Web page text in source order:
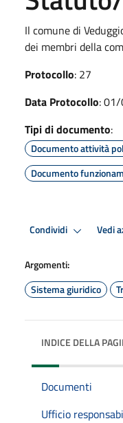
Il comune di
dei membri della
Protocollo: 27
Data Protocollo:
Tipi di documento:
Documento attività
Documento
Condividi Vedi
Argomenti:
Sistema giuridico
INDICE DELLA
Documenti
Ufficio